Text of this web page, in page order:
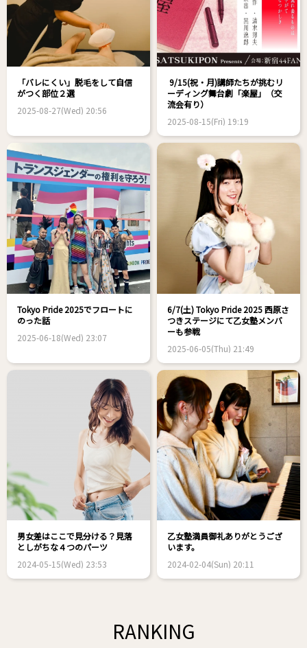
「バレにくい」脱毛をして自信
がつく部位２選
2025-08-27(Wed) 20:56
9/15(祝・月)講師たちが挑むリ
ーディング舞台劇「楽屋」（交
流会有り）
2025-08-15(Fri) 19:19
Tokyo Pride 2025でフロートに
のった話
2025-06-18(Wed) 23:07
6/7(土) Tokyo Pride 2025 西原さ
つきステージにて乙女塾メンバ
ーも参戦
2025-06-05(Thu) 21:49
男女差はここで見分ける？見落
としがちな４つのパーツ
2024-05-15(Wed) 23:53
乙女塾満員御礼ありがとうござ
います。
2024-02-04(Sun) 20:11
RANKING